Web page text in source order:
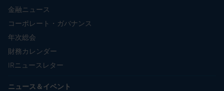
金融ニュース
コーポレート・ガバナンス
年次総会
財務カレンダー
IRニュースレター
ニュース＆イベント